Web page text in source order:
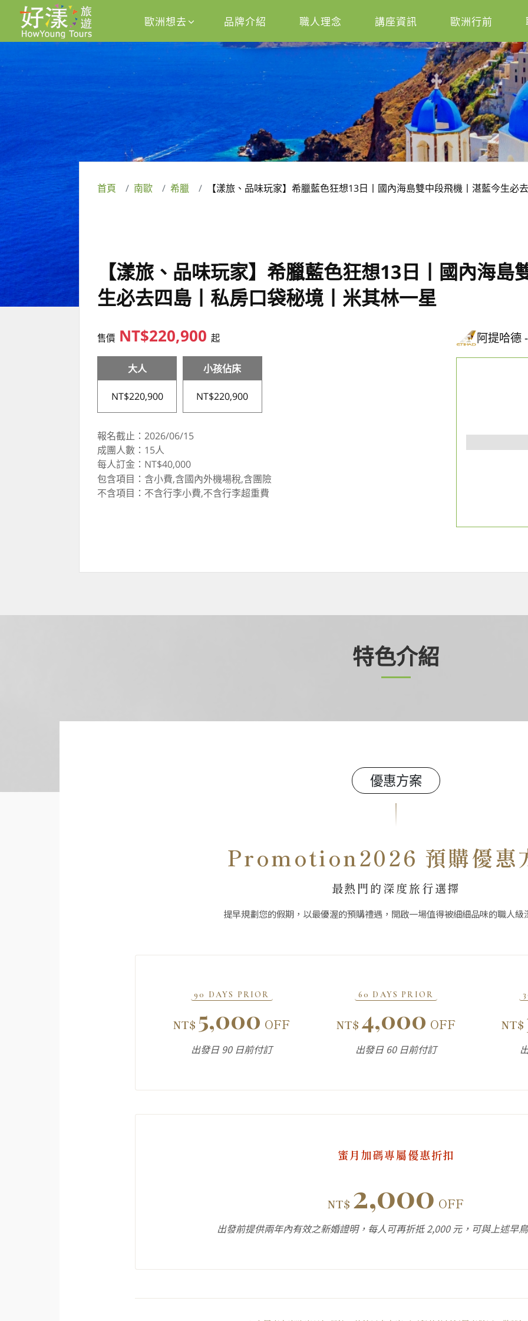
歐洲想去 品牌介紹 職人理念 講座資訊 歐洲行前
首頁 南歐 希臘 【漾旅、品味玩家】希臘藍色狂想13⽇丨國內海島雙中段飛機丨湛藍今生必
【漾旅、品味玩家】希臘藍色狂想13⽇丨國內海島
生必去四島丨私房口袋秘境丨米其林一星
售價 NT$220,900起
大人
NT$220,900
小孩佔床
NT$220,900
報名截止：2026/06/15
成團人數：15人
每人訂金：NT$40,000
包含項目：含小費,含國內外機場稅,含團險
不含項目：不含行李小費,不含行李超重費
阿提哈德
特色介紹
優惠方案
Promotion2026 預購優惠
最熱門的深度旅行選擇
提早規劃您的假期，以最優渥的預購禮遇，開啟一場值得被細細品味的職人級
90 DAYS PRIOR
NT$ 5,000 OFF
出發日 90 日前付訂
60 DAYS PRIOR
NT$ 4,000 OFF
出發日 60 日前付訂
NT$
蜜月加碼專屬優惠折扣
NT$ 2,000 OFF
出發前提供兩年內有效之新婚證明，每人可再折抵 2,000 元，可與上述早